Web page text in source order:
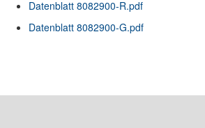
Datenblatt 8082900-R.pdf
Datenblatt 8082900-G.pdf